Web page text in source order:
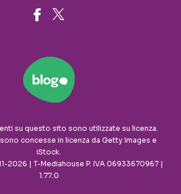
su questo sito sono utilizzate su licenza.
concesse in licenza da Getty Images e
iStock.
2026 | T-Mediahouse P. IVA 06933670967 |
1.77.0